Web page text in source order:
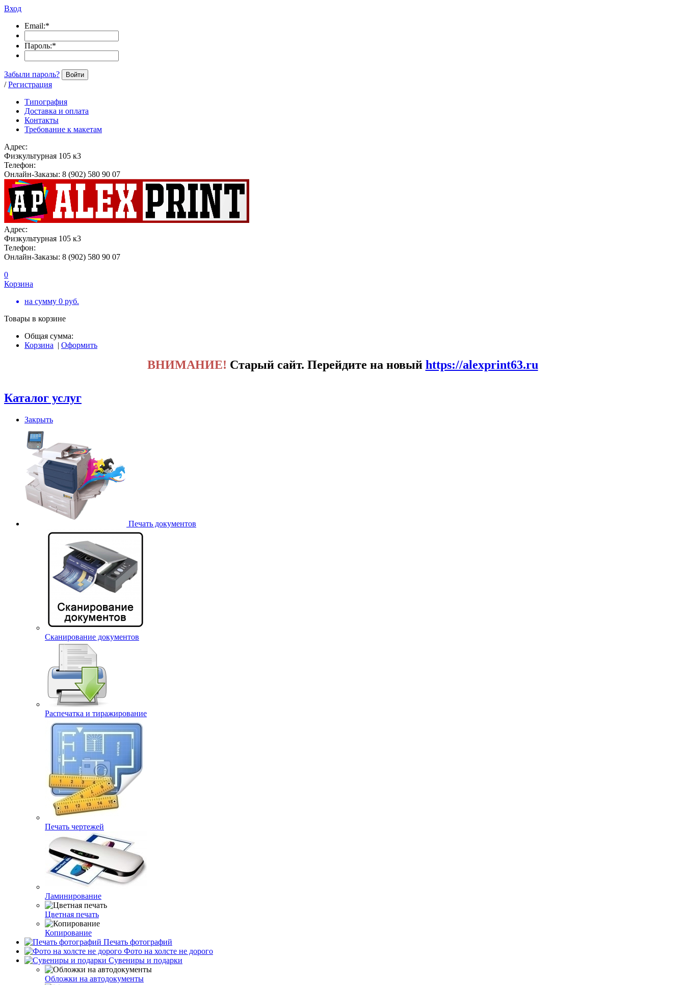
Вход
Email:*
Пароль:*
Забыли пароль? Войти
/ Регистрация
Типография
Доставка и оплата
Контакты
Требование к макетам
Адрес:
Физкультурная 105 к3
Телефон:
Онлайн-Заказы: 8 (902) 580 90 07
Адрес:
Физкультурная 105 к3
Телефон:
Онлайн-Заказы: 8 (902) 580 90 07
0
Корзина
на сумму 0 руб.
Товары в корзине
Общая сумма:
Корзина | Оформить
ВНИМАНИЕ! Старый сайт. Перейдите на новый https://alexprint63.ru
Каталог услуг
Закрыть
Печать документов
Сканирование документов
Распечатка и тиражирование
Печать чертежей
Ламинирование
Цветная печать
Копирование
Печать фотографий
Фото на холсте не дорого
Сувениры и подарки
Обложки на автодокументы